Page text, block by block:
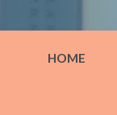
HOME